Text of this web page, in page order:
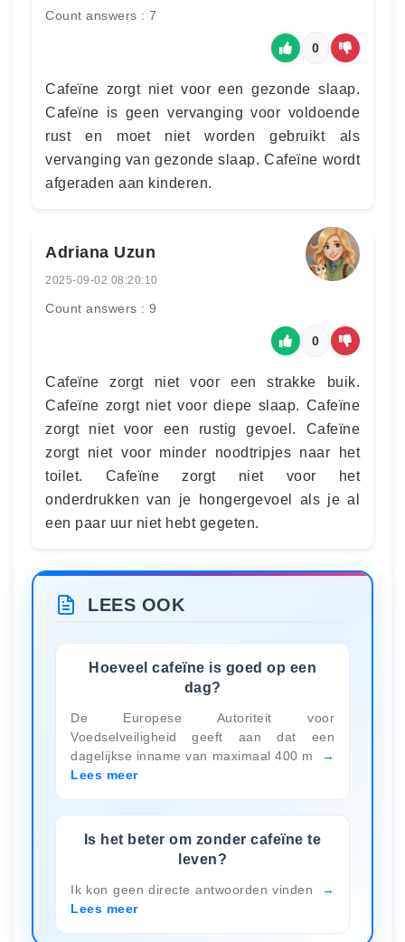
Count answers : 7
0
Cafeïne zorgt niet voor een gezonde slaap.
Cafeïne is geen vervanging voor voldoende
rust en moet niet worden gebruikt als
vervanging van gezonde slaap. Cafeïne wordt
afgeraden aan kinderen.
Adriana Uzun
2025-09-02 08:20:10
Count answers : 9
0
Cafeïne zorgt niet voor een strakke buik.
Cafeïne zorgt niet voor diepe slaap. Cafeïne
zorgt niet voor een rustig gevoel. Cafeïne
zorgt niet voor minder noodtripjes naar het
toilet. Cafeïne zorgt niet voor het
onderdrukken van je hongergevoel als je al
een paar uur niet hebt gegeten.
LEES OOK
Hoeveel cafeïne is goed op een
dag?
De Europese Autoriteit voor
Voedselveiligheid geeft aan dat een
dagelijkse inname van maximaal 400 m
Lees meer
Is het beter om zonder cafeïne te
leven?
Ik kon geen directe antwoorden vinden
Lees meer